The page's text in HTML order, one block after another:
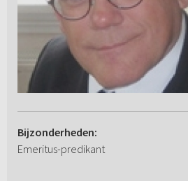
Bijzonderheden:
Emeritus-predikant